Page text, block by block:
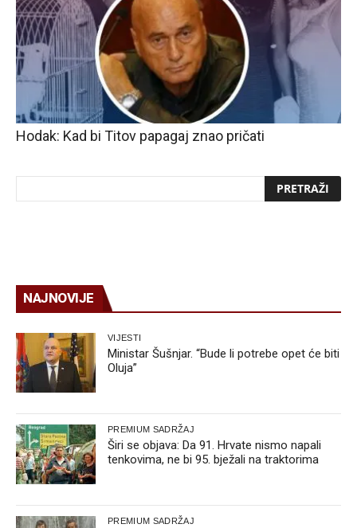
Hodak: Kad bi Titov papagaj znao pričati
NAJNOVIJE
VIJESTI
Ministar Šušnjar. “Bude li potrebe opet će biti
Oluja”
PREMIUM SADRŽAJ
Širi se objava: Da 91. Hrvate nismo napali
tenkovima, ne bi 95. bježali na traktorima
PREMIUM SADRŽAJ